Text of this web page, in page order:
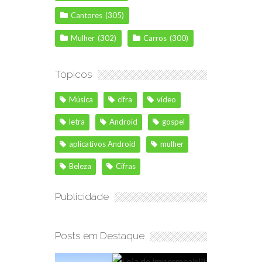
Cantores (305)
Mulher (302) Carros (300)
Tópicos
Música cifra vídeo
letra Android gospel
aplicativos Android mulher
Beleza Cifras
Publicidade
Posts em Destaque